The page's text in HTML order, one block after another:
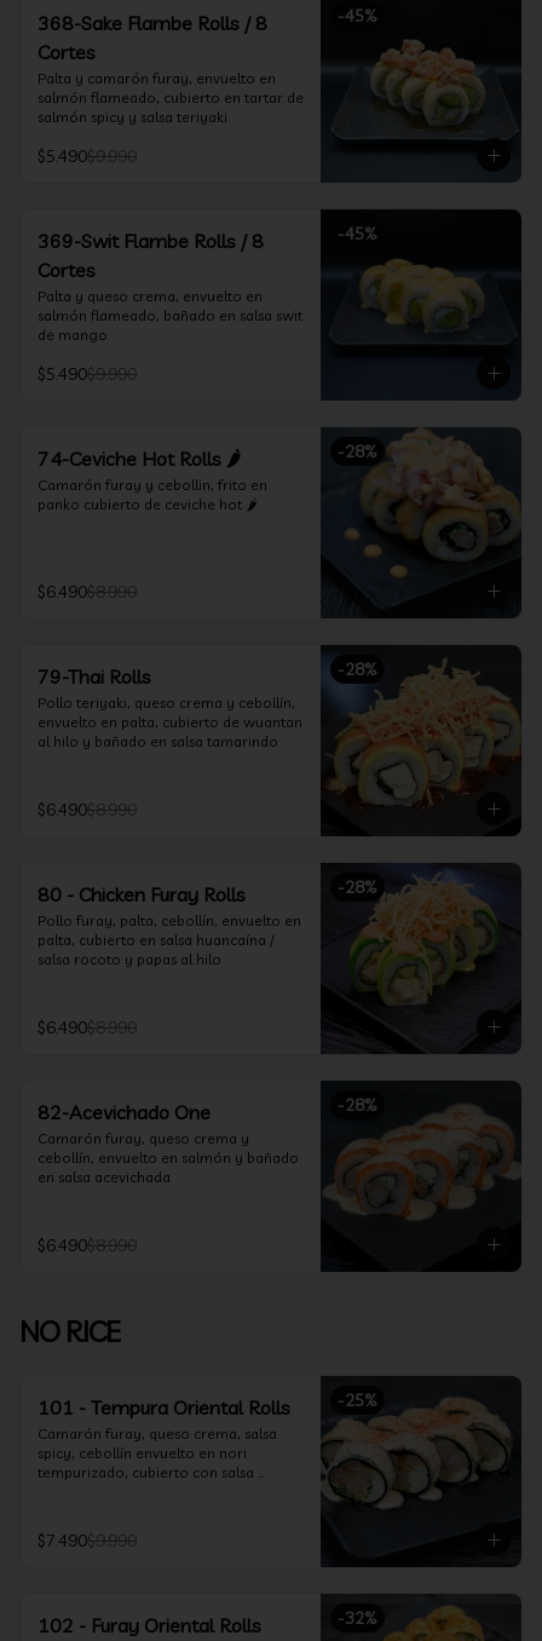
-45%
368-Sake Flambe Rolls / 8
Cortes
Palta y camarón furay, envuelto en
salmón flameado, cubierto en tartar de
salmón spicy y salsa teriyaki
$5.490$9.990
-45%
369-Swit Flambe Rolls / 8
Cortes
Palta y queso crema, envuelto en
salmón flameado, bañado en salsa swit
de mango
$5.490$9.990
-28%
74-Ceviche Hot Rolls 🌶️
Camarón furay y cebollin, frito en
panko cubierto de ceviche hot 🌶️
$6.490$8.990
-28%
79-Thai Rolls
Pollo teriyaki, queso crema y cebollín,
envuelto en palta, cubierto de wuantan
al hilo y bañado en salsa tamarindo
$6.490$8.990
-28%
80 - Chicken Furay Rolls
Pollo furay, palta, cebollín, envuelto en
palta, cubierto en salsa huancaína /
salsa rocoto y papas al hilo
$6.490$8.990
-28%
82-Acevichado One
Camarón furay, queso crema y
cebollín, envuelto en salmón y bañado
en salsa acevichada
$6.490$8.990
NO RICE
-25%
101 - Tempura Oriental Rolls
Camarón furay, queso crema, salsa
spicy, cebollín envuelto en nori
tempurizado, cubierto con salsa
$7.490$9.990
-32%
102 - Furay Oriental Rolls